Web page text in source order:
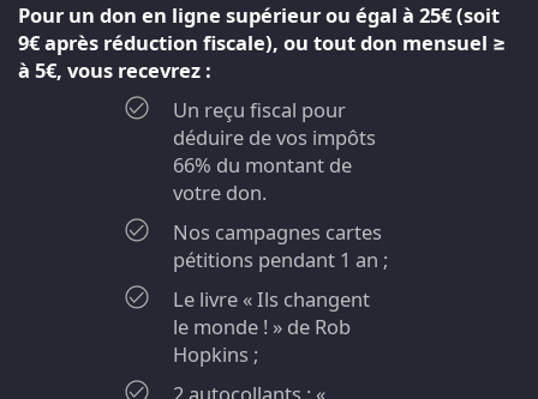
Pour un don en ligne supérieur ou égal à 25€ (soit
9€ après réduction fiscale), ou tout don mensuel ≥
à 5€, vous recevrez :
Un reçu fiscal pour
déduire de vos impôts
66% du montant de
votre don.
Nos campagnes cartes
pétitions pendant 1 an ;
Le livre « Ils changent
le monde ! » de Rob
Hopkins ;